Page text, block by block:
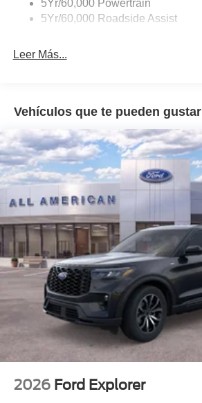
Unique Side Decals
5Yr/60,000 Powertrain
5Yr/60,000 Roadside Assist
Leer Más...
Vehículos que te pueden gustar
2026 Ford Explorer